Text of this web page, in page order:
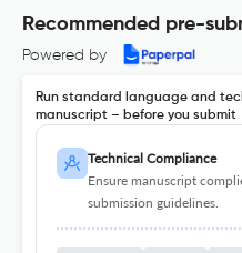
Recommended pre-
Powered by
Run standard language and
manuscript – before you submit
Technical Compliance
Ensure manuscript
submission guidelines.